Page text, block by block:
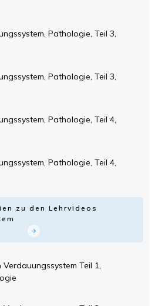
Pathologie, Teil 3,
Pathologie, Teil 3,
Pathologie, Teil 4,
Pathologie, Teil 4,
zu den Lehrvideos
Teil 1,